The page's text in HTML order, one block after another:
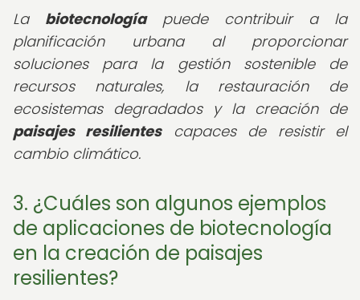
La biotecnologíapuede contribuir a la
planificación urbana al proporcionar
soluciones para la gestión sostenible de
recursos naturales, la restauración de
ecosistemas degradados y la creación de
paisajes resilientescapaces de resistir el
cambio climático.
3. ¿Cuáles son algunos ejemplos
de aplicaciones de biotecnología
en la creación de paisajes
resilientes?